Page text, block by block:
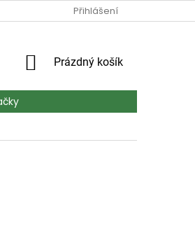
MAPA SERVERU
Přihlášení
NÁKUPNÍ
Prázdný košík